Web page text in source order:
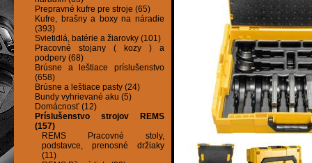
Prepravné kufre pre stroje (65)
Kufre, brašny a boxy na náradie
(393)
Svietidlá, batérie a žiarovky (101)
Pracovné stojany ( kozy ) a
podpery (68)
Brúsne a leštiace príslušenstvo
(658)
Brúsne a leštiace pasty (24)
Bundy vyhrievané aku (5)
Domácnosť (12)
Príslušenstvo strojov REMS
(157)
REMS Pracovné stoly,
podstavce, prenosné držiaky
(11)